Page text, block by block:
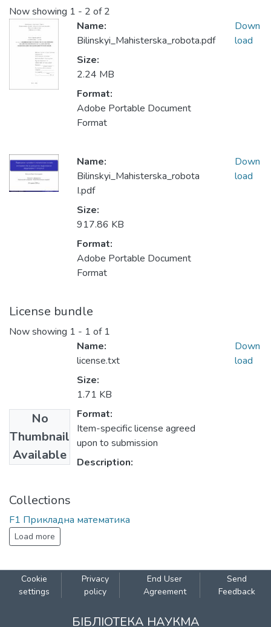
Now showing 1 - 2 of 2
Name:
Bilinskyi_Mahisterska_robota.pdf
Size:
2.24 MB
Format:
Adobe Portable Document
Format
Down
load
Name:
Bilinskyi_Mahisterska_robota
І.pdf
Size:
917.86 KB
Format:
Adobe Portable Document
Format
Down
load
License bundle
Now showing 1 - 1 of 1
No
Thumbnail
Available
Name:
license.txt
Size:
1.71 KB
Format:
Item-specific license agreed
upon to submission
Description:
Down
load
Collections
F1 Прикладна математика
Load more
Cookie
settings
Privacy
policy
End User
Agreement
Send
Feedback
БІБЛІОТЕКА НАУКМА